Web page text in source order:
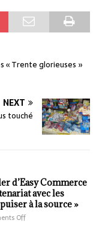
« Trente glorieuses »
NEXT
touché
d’Easy Commerce
avec les
à la source »
Off